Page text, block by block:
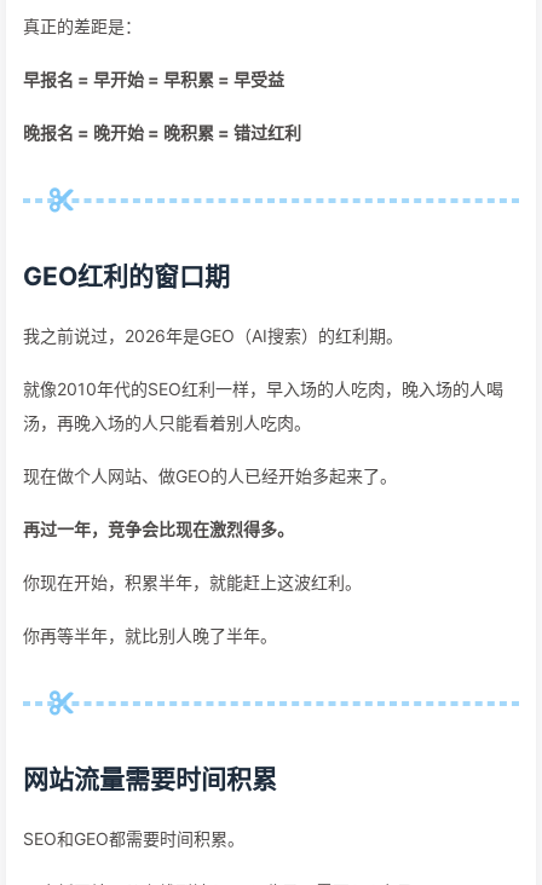
真正的差距是：
早报名 = 早开始 = 早积累 = 早受益
晚报名 = 晚开始 = 晚积累 = 错过红利
GEO红利的窗口期
我之前说过，2026年是GEO（AI搜索）的红利期。
就像2010年代的SEO红利一样，早入场的人吃肉，晚入场的人喝
汤，再晚入场的人只能看着别人吃肉。
现在做个人网站、做GEO的人已经开始多起来了。
再过一年，竞争会比现在激烈得多。
你现在开始，积累半年，就能赶上这波红利。
你再等半年，就比别人晚了半年。
网站流量需要时间积累
SEO和GEO都需要时间积累。